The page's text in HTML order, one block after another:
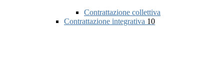
Contrattazione collettiva
Contrattazione integrativa 10